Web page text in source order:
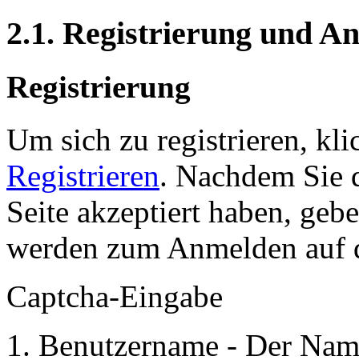
2.1. Registrierung und
Registrierung
Um sich zu registrieren,
Registrieren. Nachdem Sie
Seite akzeptiert haben,
werden zum Anmelden auf
Captcha-Eingabe
Benutzername - Der